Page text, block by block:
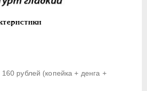
рублей (копейка + денга +
1730-1740
1740-1741